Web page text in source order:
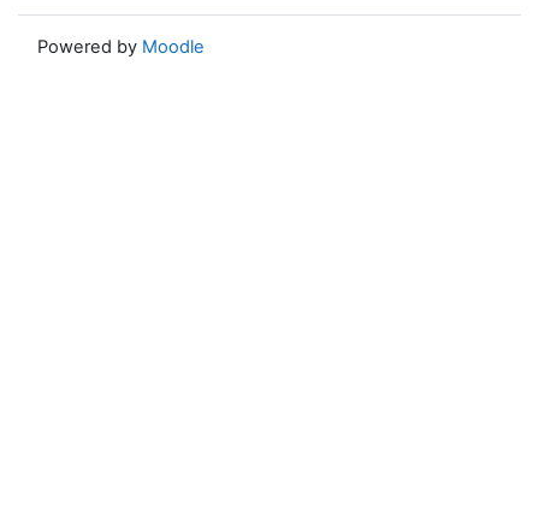
Powered by Moodle